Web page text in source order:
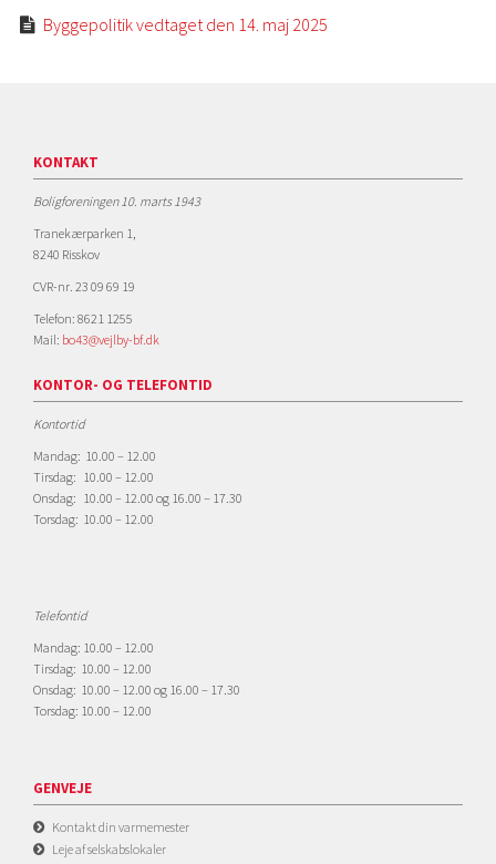
 Byggepolitik vedtaget den 14. maj 2025
KONTAKT
Boligforeningen 10. marts 1943
Tranekærparken 1,
8240 Risskov
CVR-nr. 23 09 69 19
Telefon: 8621 1255
Mail: bo43@vejlby-bf.dk
KONTOR- OG TELEFONTID
Kontortid
Mandag: 10.00 – 12.00
Tirsdag: 10.00 – 12.00
Onsdag: 10.00 – 12.00 og 16.00 – 17.30
Torsdag: 10.00 – 12.00
Telefontid
Mandag: 10.00 – 12.00
Tirsdag: 10.00 – 12.00
Onsdag: 10.00 – 12.00 og 16.00 – 17.30
Torsdag: 10.00 – 12.00
GENVEJE
Kontakt din varmemester
Leje af selskabslokaler